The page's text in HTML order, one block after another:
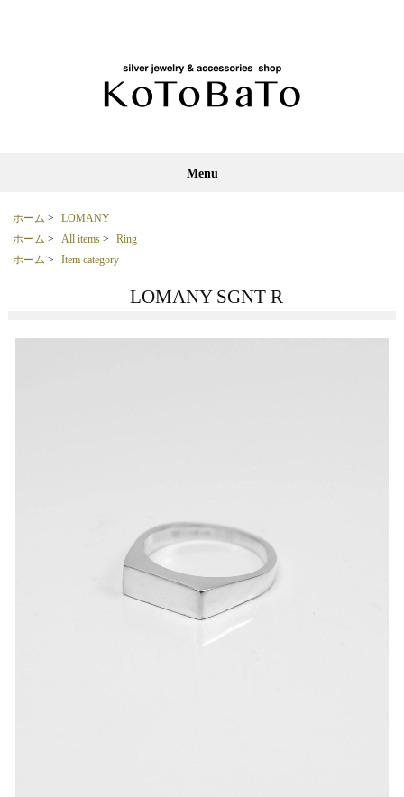
Menu
ホーム >
LOMANY
ホーム > All items >
Ring
ホーム > Item category
LOMANY SGNT R